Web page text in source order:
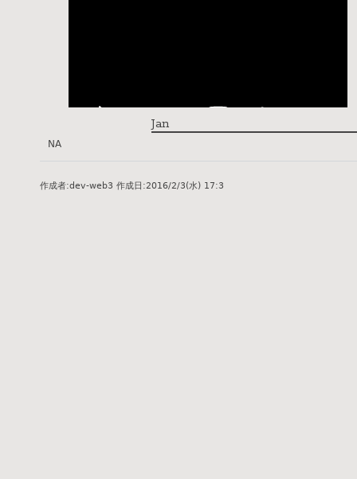
Jan
NA
作成者:dev-web3 作成日:2016/2/3(水) 17:3